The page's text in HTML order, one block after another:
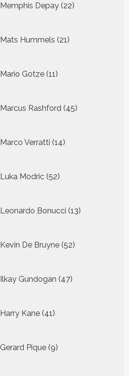
Memphis Depay 22
producten
Mats Hummels 21
producten
Mario Gotze 11
producten
Marcus Rashford 45
producten
Marco Verratti 14
producten
Luka Modric 52
producten
Leonardo Bonucci 13
producten
Kevin De Bruyne 52
producten
Ilkay Gundogan 47
producten
Harry Kane 41
producten
Gerard Pique 9
producten